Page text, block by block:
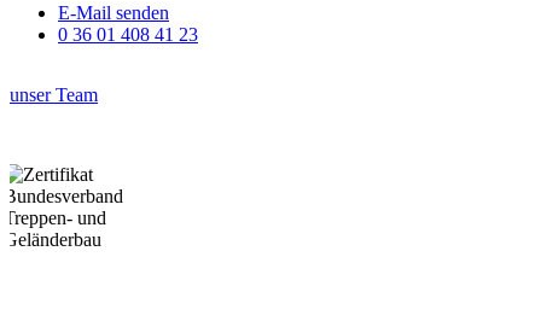
E-Mail senden
0 36 01 408 41 23
unser Team